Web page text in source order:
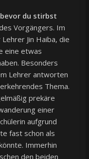
du stirbst
Vorgängers. Im
Jin Haiba, die
eine etwas
Besonders
Lehrer antworten
Thema.
prekäre
einer
aufgrund
fast schon als
Immerhin
den beiden